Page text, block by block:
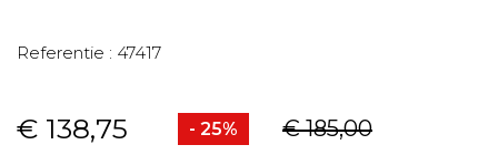
Referentie : 47417
€ 138,75 - 25% € 185,00